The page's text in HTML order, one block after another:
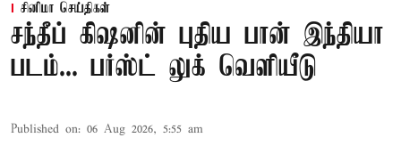
சினிமா செய்திகள்
சந்தீப் கிஷனின் புதிய பான் இந்தியா
படம்... பர்ஸ்ட் லுக் வெளியீடு
Published on: 06 Aug 2026, 5:55 am